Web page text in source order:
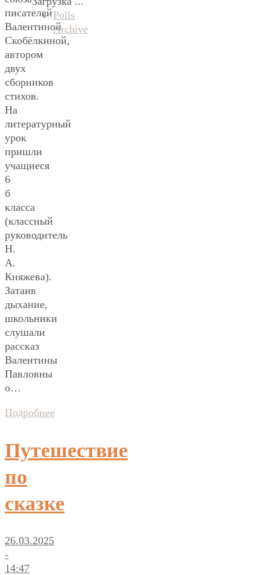
писателей
Валентиной
Скобёлкиной,
автором
двух
сборников
стихов.
На
литературный
урок
пришли
учащиеся
6
б
класса
(классный
руководитель
Н.
А.
Княжева).
Затаив
дыхание,
школьники
слушали
рассказ
Валентины
Павловны
о…
Подробнее
Путешествие
по
сказке
26.03.2025
-
14:47
Polls
Archive